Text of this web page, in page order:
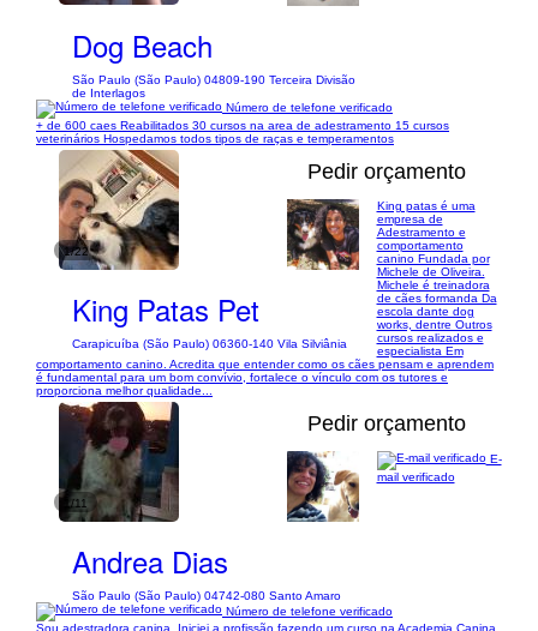
Dog Beach
São Paulo (São Paulo) 04809-190 Terceira Divisão
de Interlagos
Número de telefone verificado
+ de 600 caes Reabilitados 30 cursos na area de adestramento 15 cursos
veterinários Hospedamos todos tipos de raças e temperamentos
1/22
Pedir orçamento
King Patas Pet
Carapicuíba (São Paulo) 06360-140 Vila Silviânia
King patas é uma
empresa de
Adestramento e
comportamento
canino Fundada por
Michele de Oliveira.
Michele é treinadora
de cães formanda Da
escola dante dog
works, dentre Outros
cursos realizados e
especialista Em
comportamento canino. Acredita que entender como os cães pensam e aprendem
é fundamental para um bom convívio, fortalece o vínculo com os tutores e
proporciona melhor qualidade...
1/11
Pedir orçamento
Andrea Dias
São Paulo (São Paulo) 04742-080 Santo Amaro
E-
mail verificado
Número de telefone verificado
Sou adestradora canina. Iniciei a profissão fazendo um curso na Academia Canina